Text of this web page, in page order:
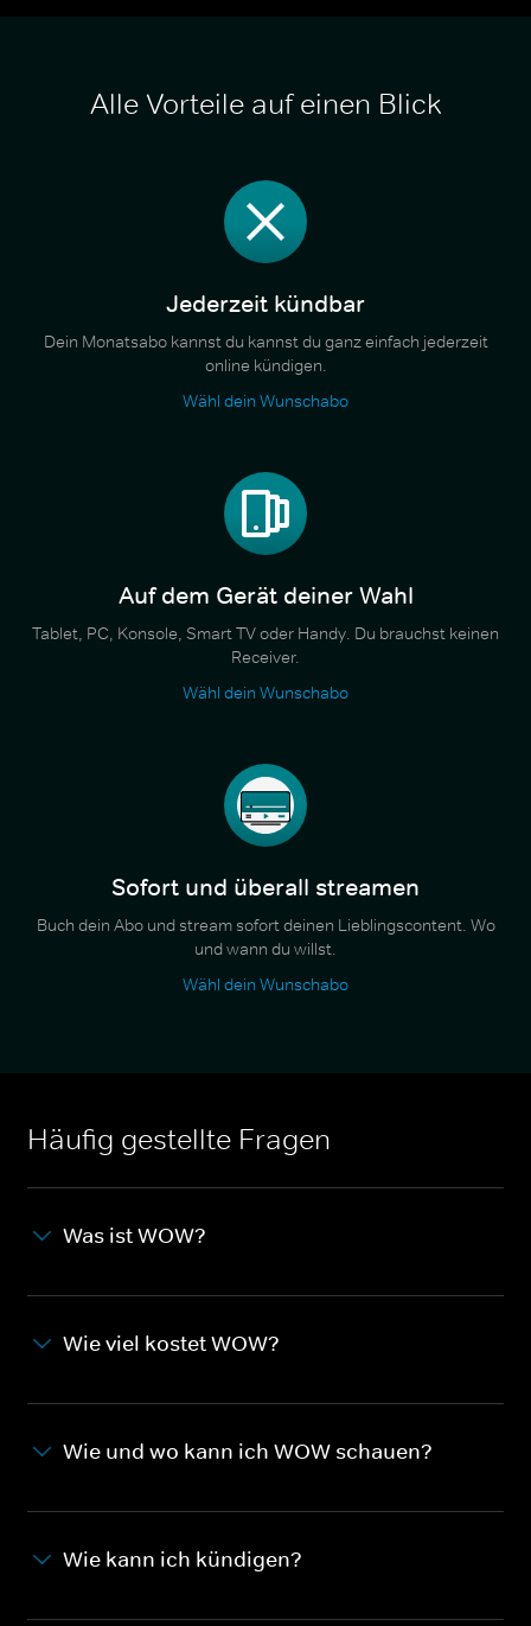
Alle Vorteile auf einen Blick
Jederzeit kündbar
Dein Monatsabo kannst du kannst du ganz einfach jederzeit
online kündigen.
Wähl dein Wunschabo
Auf dem Gerät deiner Wahl
Tablet, PC, Konsole, Smart TV oder Handy. Du brauchst keinen
Receiver.
Wähl dein Wunschabo
Sofort und überall streamen
Buch dein Abo und stream sofort deinen Lieblingscontent. Wo
und wann du willst.
Wähl dein Wunschabo
Häufig gestellte Fragen
Was ist WOW?
Wie viel kostet WOW?
Wie und wo kann ich WOW schauen?
Wie kann ich kündigen?